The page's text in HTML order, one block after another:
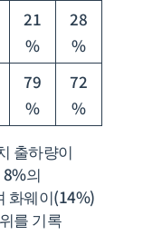
21
%
28
%
79
%
72
%
출하량이
의
화웨이(14%)
를 기록